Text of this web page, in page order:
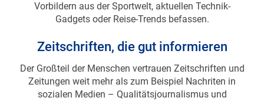
Vorbildern aus der Sportwelt, aktuellen Technik-
Gadgets oder Reise-Trends befassen.
Zeitschriften, die gut informieren
Der Großteil der Menschen vertrauen Zeitschriften und
Zeitungen weit mehr als zum Beispiel Nachriten in
sozialen Medien – Qualitätsjournalismus und